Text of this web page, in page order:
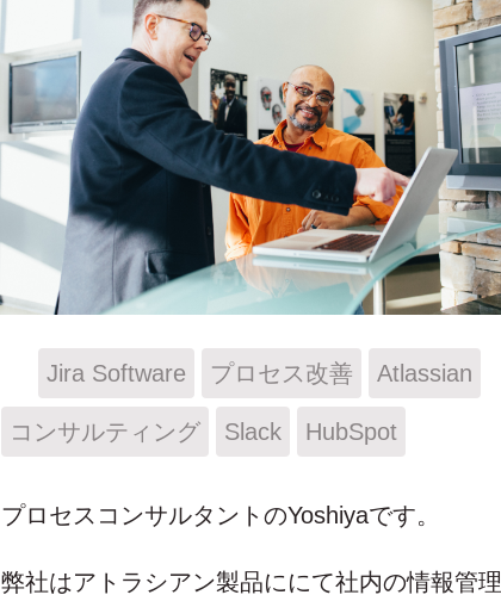
Jira Software プロセス改善 Atlassian
コンサルティング Slack HubSpot
プロセスコンサルタントのYoshiyaです。
弊社はアトラシアン製品ににて社内の情報管理